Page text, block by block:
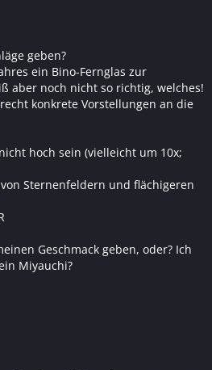
geben?
ein Bino-Fernglas zur
aber noch nicht so richtig, welches!
konkrete Vorstellungen an die
hoch sein (vielleicht um 10x;
Sternenfeldern und flächigeren
Geschmack geben, oder? Ich
Miyauchi?